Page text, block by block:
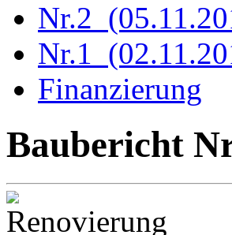
Nr.2
Nr.1
Finanzierung
Baubericht